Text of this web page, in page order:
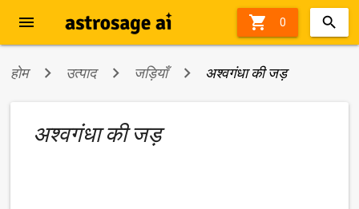
 0
menu
होम उत्पाद जड़ियाँ अश्वगंधा की जड़
अश्वगंधा की जड़